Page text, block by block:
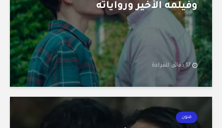
وفيلمه الأخير ورواياته
17 دقائق للقراءة
فنون